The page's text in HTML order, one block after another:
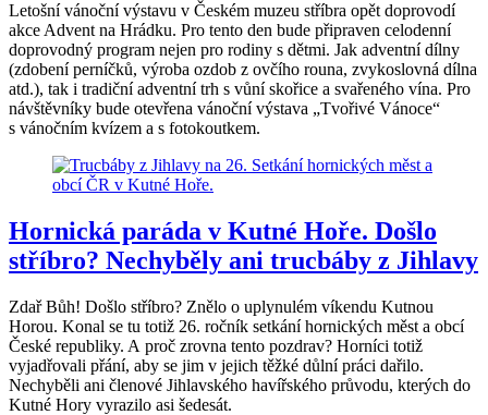
Letošní vánoční výstavu v Českém muzeu stříbra opět doprovodí
akce Advent na Hrádku. Pro tento den bude připraven celodenní
doprovodný program nejen pro rodiny s dětmi. Jak adventní dílny
(zdobení perníčků, výroba ozdob z ovčího rouna, zvykoslovná dílna
atd.), tak i tradiční adventní trh s vůní skořice a svařeného vína. Pro
návštěvníky bude otevřena vánoční výstava „Tvořivé Vánoce“
s vánočním kvízem a s fotokoutkem.
Hornická paráda v Kutné Hoře. Došlo
stříbro? Nechyběly ani trucbáby z Jihlavy
Zdař Bůh! Došlo stříbro? Znělo o uplynulém víkendu Kutnou
Horou. Konal se tu totiž 26. ročník setkání hornických měst a obcí
České republiky. A proč zrovna tento pozdrav? Horníci totiž
vyjadřovali přání, aby se jim v jejich těžké důlní práci dařilo.
Nechyběli ani členové Jihlavského havířského průvodu, kterých do
Kutné Hory vyrazilo asi šedesát.